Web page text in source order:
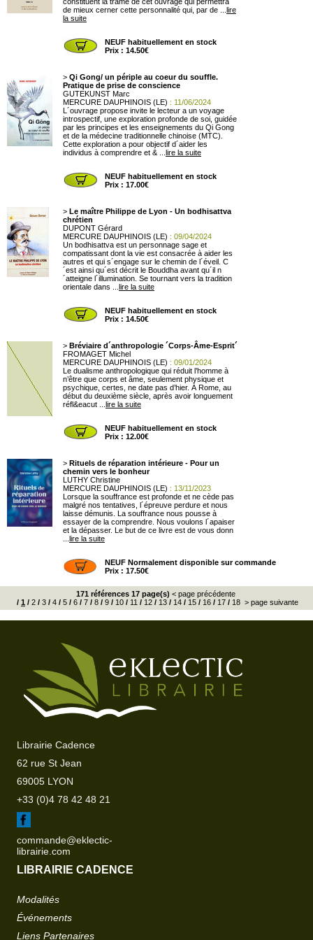
de mieux cerner cette personnalité qui, par de ... lire
la suite
NEUF habituellement en stock
Prix : 14.50€
> Qi Gong/ un périple au coeur du souffle.
Pratique de prise de conscience
GUTEKUNST Marc
MERCURE DAUPHINOIS (LE) : 11/06/2024
L´ouvrage propose invite le lecteur a un voyage
introspectif, une exploration profonde de soi, guidée
par les principes et les enseignements du Qi Gong
et de la médecine traditionnelle chinoise (MTC).
Cette exploration a pour objectif d´aider les
individus à comprendre et & ... lire la suite
NEUF habituellement en stock
Prix : 17.00€
> Le maître Philippe de Lyon - Un bodhisattva
chrétien
DUPONT Gérard
MERCURE DAUPHINOIS (LE) : 09/04/2024
Un bodhisattva est un personnage sage et
compatissant dont la vie est consacrée à aider les
autres et qui s´engage sur le chemin de l´éveil. C
´est ainsi qu´est décrit le Bouddha avant qu´il n
´atteigne l´illumination. Se tournant vers la tradition
orientale dans ... lire la suite
NEUF habituellement en stock
Prix : 14.50€
> Bréviaire d´anthropologie ´Corps-Âme-Esprit´
FROMAGET Michel
MERCURE DAUPHINOIS (LE) : 09/01/2024
Le dualisme anthropologique qui réduit l’homme à
n’être que corps et âme, seulement physique et
psychique, certes, ne date pas d’hier. À Rome, au
début du deuxième siècle, après avoir longuement
réfl&eacut ... lire la suite
NEUF habituellement en stock
Prix : 12.00€
> Rituels de réparation intérieure - Pour un
chemin vers le bonheur
LUTHY Christine
MERCURE DAUPHINOIS (LE) : 13/11/2023
Lorsque la souffrance est profonde et ne cède pas
malgré nos tentatives, l´épreuve perdure et nous
laisse démunis. La souffrance nous pousse à
essayer de la comprendre. Nous voulons l´apaiser
et la dépasser. Le but de ce livre est de vous donn
lire la suite
NEUF Normalement disponible sur commande
Prix : 17.50€
171 références 17 page(s) < page précédente
/ 1 / 2 / 3 / 4 / 5 / 6 / 7 / 8 / 9 / 10 / 11 / 12 / 13 / 14 / 15 / 16 / 17 / 18 > page suivante
Librairie Cadence
62 rue St Jean
69005 LYON
+33 (0)4 78 42 48 21
commande@eklectic-
librairie.com
LIBRAIRIE CADENCE
Modalités
Événements
Liens Partenaires